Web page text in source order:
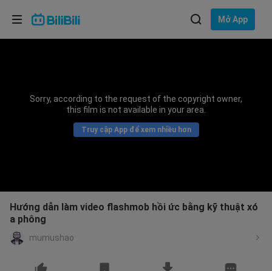
Mở App
Sorry, according to the request of the copyright owner,
this film is not available in your area.
Truy cập App để xem nhiều hơn
Hướng dẫn làm video flashmob hồi ức bằng kỹ thuật xó
a phông
mumushao
Lựa chọn ngôn ngữ
Bahasa Indonesia